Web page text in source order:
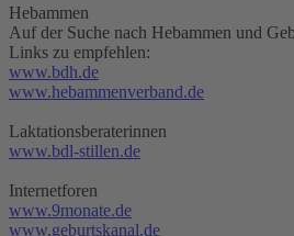
Hebammen
Auf der Suche nach Hebammen und
Links zu empfehlen:
www.bdh.de
www.hebammenverband.de
Laktationsberaterinnen
www.bdl-stillen.de
Internetforen
www.9monate.de
www.geburtskanal.de